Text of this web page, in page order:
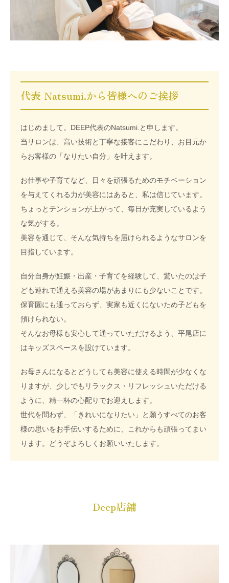
代表 Natsumi.から皆様へのご挨拶
はじめまして。DEEP代表のNatsumi.と申します。
当サロンは、高い技術と丁寧な接客にこだわり、お目元か
らお客様の「なりたい自分」を叶えます。
お仕事や子育てなど、日々を頑張るためのモチベーション
を与えてくれる力が美容にはあると、私は信じています。
ちょっとテンションが上がって、毎日が充実しているよう
な気がする。
美容を通じて、そんな気持ちを届けられるようなサロンを
目指しています。
自分自身が妊娠・出産・子育てを経験して、驚いたのは子
ども連れで通える美容の場があまりにも少ないことです。
保育園にも通っておらず、実家も近くにないため子どもを
預けられない。
そんなお母様も安心して通っていただけるよう、平尾店に
はキッズスペースを設けています。
お母さんになるとどうしても美容に使える時間が少なくな
りますが、少しでもリラックス・リフレッシュいただける
ように、精一杯の心配りでお迎えします。
世代を問わず、「きれいになりたい」と願うすべてのお客
様の思いをお手伝いするために、これからも頑張ってまい
ります。どうぞよろしくお願いいたします。
Deep店舗